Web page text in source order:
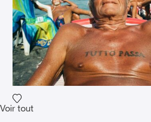
Ajouter la photographie à ma wishlist
Voir tout